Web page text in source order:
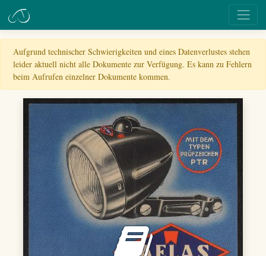
Aufgrund technischer Schwierigkeiten und eines Datenverlustes stehen
leider aktuell nicht alle Dokumente zur Verfügung. Es kann zu Fehlern
beim Aufrufen einzelner Dokumente kommen.